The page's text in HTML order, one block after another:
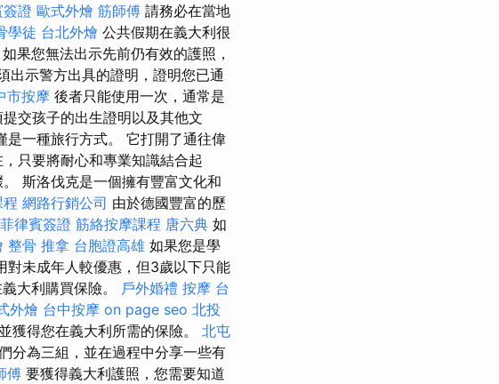
證 歐式外燴 筋師傅 請務必在當地
學徒 台北外燴 公共假期在義大利很
如果您無法出示先前仍有效的護照，
出示警方出具的證明，證明您已通
市按摩 後者只能使用一次，通常是
交孩子的出生證明以及其他文
一種旅行方式。 它打開了通往偉
只要將耐心和專業知識結合起
斯洛伐克是一個擁有豐富文化和
網路行銷公司 由於德國豐富的歷
菲律賓簽證 筋絡按摩課程 唐六典 如
整骨 推拿 台胞證高雄 如果您是學
對未成年人較優惠，但3歲以下只能
大利購買保險。
戶外婚禮 按摩 台
外燴 台中按摩 on page seo 北投
獲得您在義大利所需的保險。 北屯
分為三組，並在過程中分享一些有
傅 要獲得義大利護照，您需要知道